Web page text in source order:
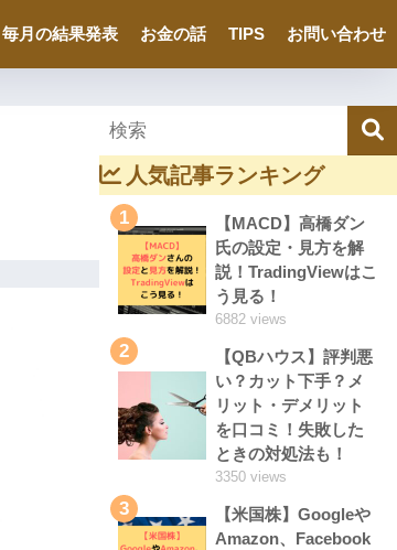
毎月の結果発表 お金の話 TIPS お問い合わせ
人気記事ランキング
1
【MACD】高橋ダン
氏の設定・見方を解
説！TradingViewはこ
う見る！
6882 views
2
【QBハウス】評判悪
い？カット下手？メ
リット・デメリット
を口コミ！失敗した
ときの対処法も！
3350 views
3
【米国株】Googleや
Amazon、Facebook